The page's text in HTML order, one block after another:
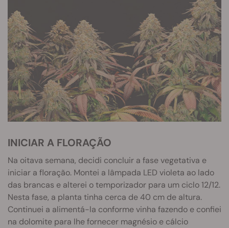
INICIAR A FLORAÇÃO
Na oitava semana, decidi concluir a fase vegetativa e
iniciar a floração. Montei a lâmpada LED violeta ao lado
das brancas e alterei o temporizador para um ciclo 12/12.
Nesta fase, a planta tinha cerca de 40 cm de altura.
Continuei a alimentá-la conforme vinha fazendo e confiei
na dolomite para lhe fornecer magnésio e cálcio